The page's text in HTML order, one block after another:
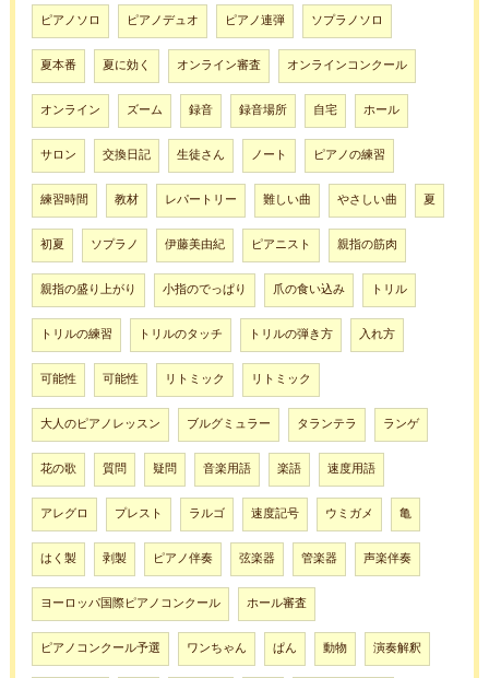
ピアノソロ ピアノデュオ ピアノ連弾 ソプラノソロ
夏本番 夏に効く オンライン審査 オンラインコンクール
オンライン ズーム 録音 録音場所 自宅 ホール
サロン 交換日記 生徒さん ノート ピアノの練習
練習時間 教材 レパートリー 難しい曲 やさしい曲 夏
初夏 ソプラノ 伊藤美由紀 ピアニスト 親指の筋肉
親指の盛り上がり 小指のでっぱり 爪の食い込み トリル
トリルの練習 トリルのタッチ トリルの弾き方 入れ方
可能性 可能性 リトミック リトミック
大人のピアノレッスン ブルグミュラー タランテラ ランゲ
花の歌 質問 疑問 音楽用語 楽語 速度用語
アレグロ プレスト ラルゴ 速度記号 ウミガメ 亀
はく製 剥製 ピアノ伴奏 弦楽器 管楽器 声楽伴奏
ヨーロッパ国際ピアノコンクール ホール審査
ピアノコンクール予選 ワンちゃん ぱん 動物 演奏解釈